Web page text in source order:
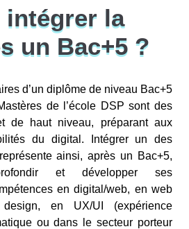
intégrer la
un Bac+5 ?
d’un diplôme de niveau Bac+5
de l’école DSP sont des
de haut niveau, préparant aux
du digital. Intégrer un des
ainsi, après un Bac+5,
et développer ses
en digital/web, en web
en UX/UI (expérience
ou dans le secteur porteur